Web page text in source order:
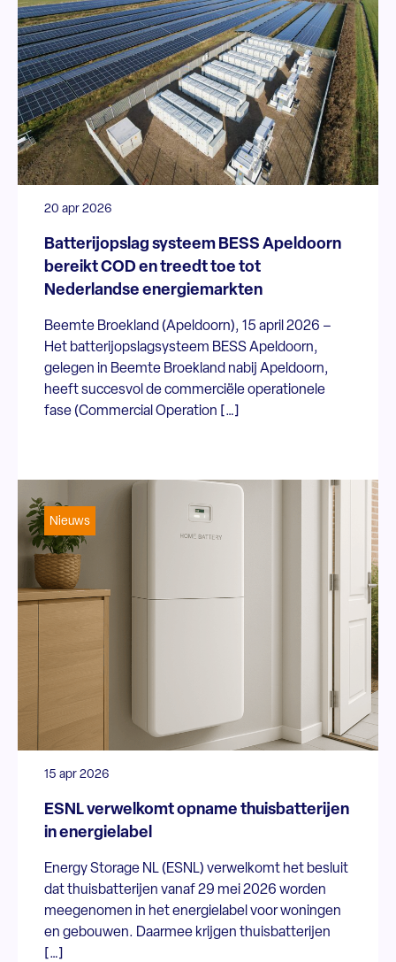
20 apr 2026
Batterijopslag systeem BESS Apeldoorn
bereikt COD en treedt toe tot
Nederlandse energiemarkten
Beemte Broekland (Apeldoorn), 15 april 2026 –
Het batterijopslagsysteem BESS Apeldoorn,
gelegen in Beemte Broekland nabij Apeldoorn,
heeft succesvol de commerciële operationele
fase (Commercial Operation […]
Nieuws
15 apr 2026
ESNL verwelkomt opname thuisbatterijen
in energielabel
Energy Storage NL (ESNL) verwelkomt het besluit
dat thuisbatterijen vanaf 29 mei 2026 worden
meegenomen in het energielabel voor woningen
en gebouwen. Daarmee krijgen thuisbatterijen
[…]